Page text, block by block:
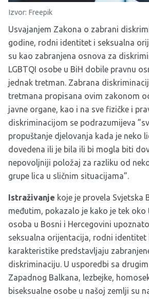
Izvor: Freepik
Usvajanjem Zakona o zabrani
godine, rodni identitet i seksualna
su kao zabranjena osnova za
LGBTQI osobe u BiH dobile pravnu
jednak tretman. Zabrana
tretmana propisana ovim zakonom
javne organe, kao i na sve fizičke i
diskriminacijom se podrazumijeva
propuštanje djelovanja kada je neko
dovedena ili je bila ili bi mogla biti
nepovoljniji položaj za razliku od
grupe lica u sličnim situacijama”.
Istraživanje koje je provela Svjetska
međutim, pokazalo je kako je tek oko
osoba u Bosni i Hercegovini
seksualna orijentacija, rodni identitet
karakteristike predstavljaju
diskriminaciju. U usporedbi sa
Zapadnog Balkana, lezbejke,
biseksualne osobe u našoj zemlji su